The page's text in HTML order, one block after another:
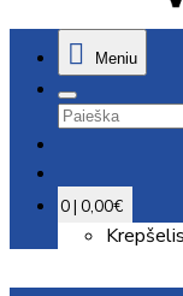
Meniu
0 | 0,00€